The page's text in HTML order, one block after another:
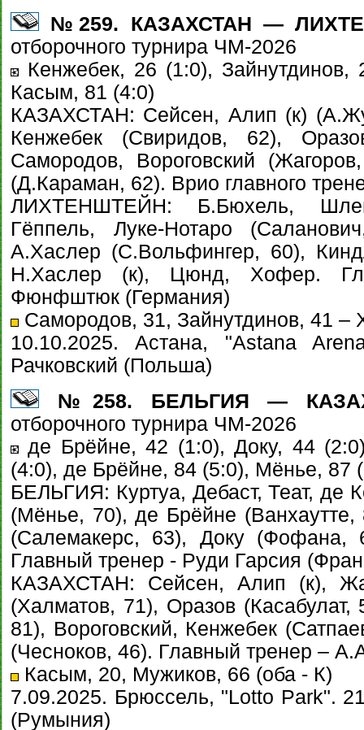
№259. КАЗАХСТАН —
отборочного турнира ЧМ-2026
Кенжебек, 26 (1:0),
Касым, 81 (4:0)
КАЗАХСТАН: Сейсен, Алип (к)
Кенжебек (Свиридов, 62),
Самородов, Вороговский
(Д.Караман, 62). Врио главного
ЛИХТЕНШТЕЙН: Б.Бюхель,
Гёппель, Луке-Нотаро
А.Хаслер (С.Вольфингер, 60),
Н.Хаслер (к), Цюнд, Хофер.
Фюнфштюк (Германия)
Самородов, 31, Зайнутдинов, 41
10.10.2025. Астана, "Astana
Рачковский (Польша)
№258. БЕЛЬГИЯ —
отборочного турнира ЧМ-2026
де Брёйне, 42 (1:0), Доку, 44
(4:0), де Брёйне, 84 (5:0), Мёнье, 87
БЕЛЬГИЯ: Куртуа, Дебаст, Теат, де
(Мёнье, 70), де Брёйне (Ванхаутте,
(Салемакерс, 63), Доку (Фофана,
Главный тренер - Руди Гарсия
КАЗАХСТАН: Сейсен, Алип (к),
(Халматов, 71), Оразов
81), Вороговский, Кенжебек
(Чесноков, 46). Главный тренер –
Касым, 20, Мужиков, 66 (оба - К)
7.09.2025. Брюссель, "Lotto Park".
(Румыния)